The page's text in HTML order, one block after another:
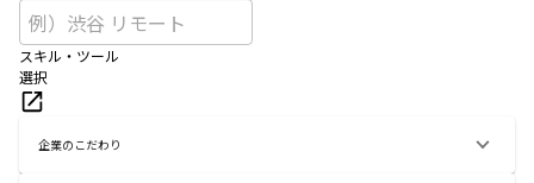
スキル・ツール
選択
企業のこだわり